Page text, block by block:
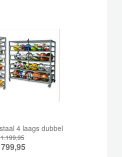
4 laags dubbel
799,95